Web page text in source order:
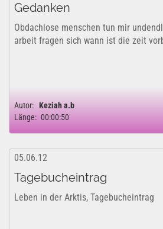
Gedanken
Obdachlose menschen tun mir
arbeit fragen sich wann ist die zeit
Autor: Keziah a.b
Länge: 00:00:50
05.06.12
Tagebucheintrag
Leben in der Arktis, Tagebucheintrag